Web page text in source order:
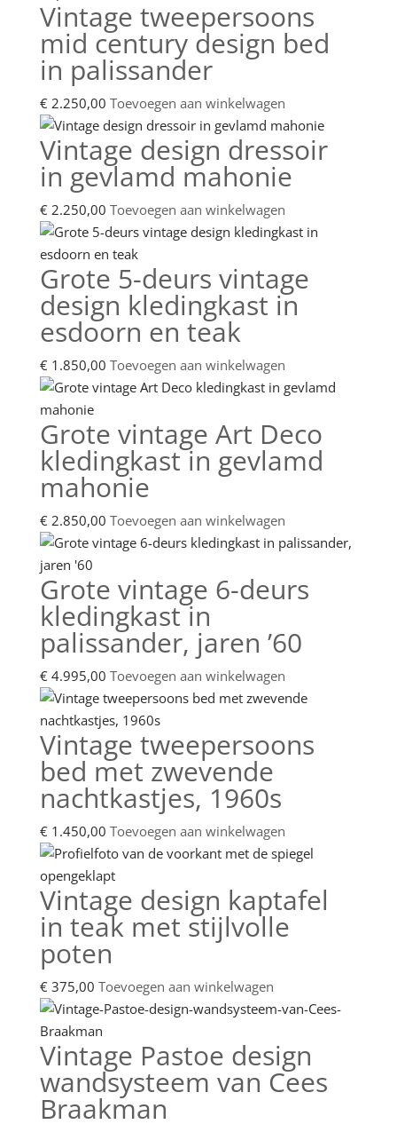
Vintage tweepersoons
mid century design bed
in palissander
€2.250,00 Toevoegen aan winkelwagen
Vintage design dressoir
in gevlamd mahonie
€2.250,00 Toevoegen aan winkelwagen
Grote 5-deurs vintage
design kledingkast in
esdoorn en teak
€1.850,00 Toevoegen aan winkelwagen
Grote vintage Art Deco
kledingkast in gevlamd
mahonie
€2.850,00 Toevoegen aan winkelwagen
Grote vintage 6-deurs
kledingkast in
palissander, jaren ’60
€4.995,00 Toevoegen aan winkelwagen
Vintage tweepersoons
bed met zwevende
nachtkastjes, 1960s
€1.450,00 Toevoegen aan winkelwagen
Vintage design kaptafel
in teak met stijlvolle
poten
€375,00 Toevoegen aan winkelwagen
Vintage Pastoe design
wandsysteem van Cees
Braakman